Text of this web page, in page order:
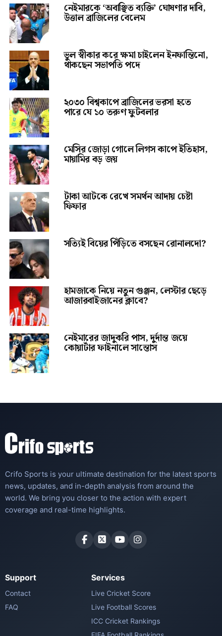
নেইমারকে ‘অবাঞ্ছিত ব্যক্তি’ ঘোষণার দাবি,
উত্তাল ব্রাজিলের বেলেম
ভুল স্বীকার করে ক্ষমা চাইলেন ইনফান্তিনো,
থাকছেন সভাপতি পদে
২০৩০ বিশ্বকাপে ব্রাজিলের ভরসা হতে
পারে যে ১০ তরুণ ফুটবলার
মেসির জোড়া গোলে লিগস কাপে ইতিহাস,
মায়ামির বড় জয়
টাকা আটকে রেখে সমর্থন আদায় চেষ্টা
ফিফার
সত্যিই বিয়ের পিঁড়িতে বসছেন রোনালদো?
হামজাকে নিয়ে নতুন গুঞ্জন, লেস্টার ছেড়ে
আজারবাইজানের ক্লাবে?
নেইমারের জাদুকরি পাস, দুর্দান্ত জয়ে
কোয়ার্টার ফাইনালে সান্তোস
Crifo Sports is your ultimate destination for the latest sports
news, updates, and in-depth analysis from around the
world. We bring you closer to the action with expert
coverage and real-time highlights.
Support
Contact
FAQ
Services
Live Cricket Score
Live Football Scores
ICC Cricket Rankings